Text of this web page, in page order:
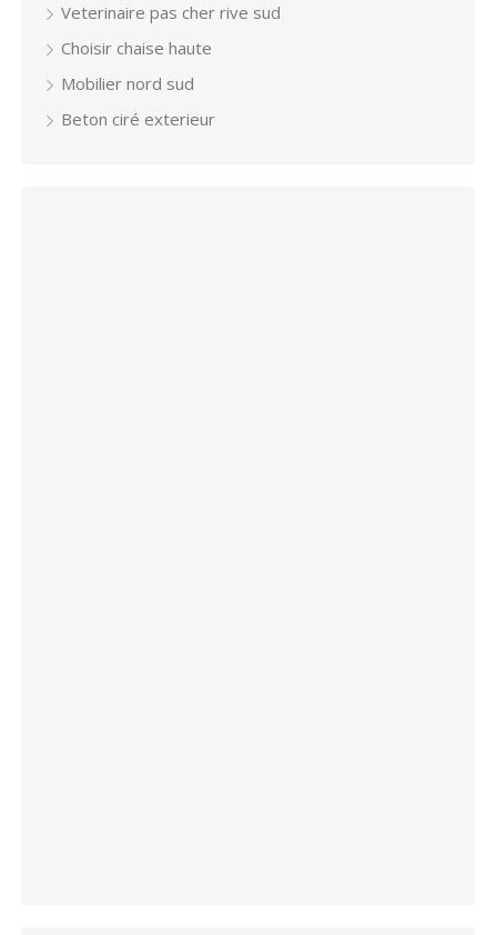
Veterinaire pas cher rive sud
Choisir chaise haute
Mobilier nord sud
Beton ciré exterieur